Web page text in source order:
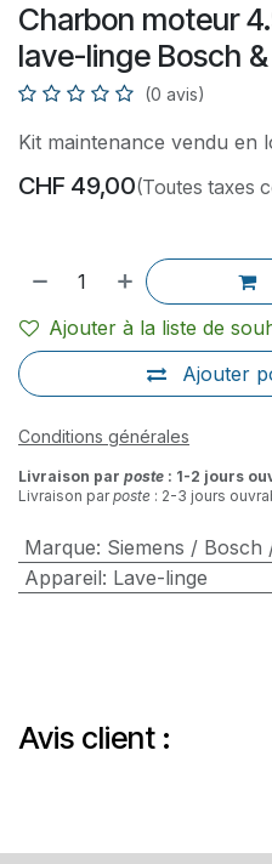
Charbon moteur
lave-linge Bosch
(0 avis)
Kit maintenance vendu en
CHF 49,00(Toutes taxes
Ajouter
Ajouter à la liste de
Conditions générales
Livraison par poste : 1-2 jours
Livraison parposte : 2-3 jours
Marque: Siemens / Bosch
Appareil: Lave-linge
Avis client :